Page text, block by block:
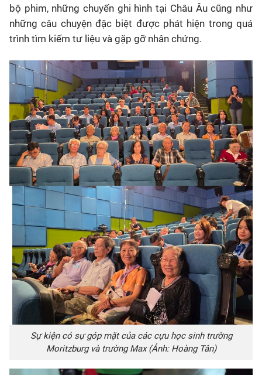
bộ phim, những chuyến ghi hình tại Châu Âu cũng như
những câu chuyện đặc biệt được phát hiện trong quá
trình tìm kiếm tư liệu và gặp gỡ nhân chứng.
Sự kiện có sự góp mặt của các cựu học sinh trường
Moritzburg và trường Max (Ảnh: Hoàng Tân)